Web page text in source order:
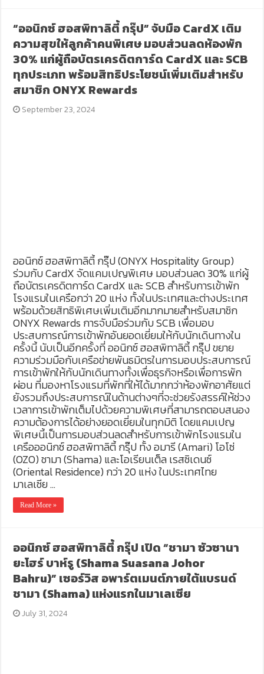
“ออนิกซ์ ฮอสพิทาลิตี้ กรุ๊ป” จับมือ CardX เติม
ความสุขให้ลูกค้าคนพิเศษ มอบส่วนลดห้องพัก
30% แก่ผู้ถือบัตรเครดิตการ์ด CardX และ SCB
ทุกประเภท พร้อมสิทธิประโยชน์เพิ่มเติมสำหรับ
สมาชิก ONYX Rewards
September 23, 2024
ออนิกซ์ ฮอสพิทาลิตี้ กรุ๊ป (ONYX Hospitality Group)
ร่วมกับ CardX จัดแคมเปญพิเศษ มอบส่วนลด 30% แก่ผู้
ถือบัตรเครดิตการ์ด CardX และ SCB สำหรับการเข้าพัก
โรงแรมในเครือกว่า 20 แห่ง ทั้งในประเทศและต่างประเทศ
พร้อมด้วยสิทธิพิเศษเพิ่มเติมอีกมากมายสำหรับสมาชิก
ONYX Rewards การจับมือร่วมกับ SCB เพื่อมอบ
ประสบการณ์การเข้าพักอันยอดเยี่ยมให้กับนักเดินทางใน
ครั้งนี้ นับเป็นอีกครั้งที่ ออนิกซ์ ฮอสพิทาลิตี้ กรุ๊ป ขยาย
ความร่วมมือกับเครือข่ายพันธมิตรในการมอบประสบการณ์
การเข้าพักให้กับนักเดินทางทั้งเพื่อธุรกิจหรือเพื่อการพัก
ผ่อน ที่มองหาโรงแรมที่พักที่ให้ได้มากกว่าห้องพักอาศัยแต่
ยังรวมถึงประสบการณ์ในด้านต่างๆที่จะช่วยรังสรรค์ให้ช่วง
เวลาการเข้าพักเต็มไปด้วยความพิเศษที่สามารถตอบสนอง
ความต้องการได้อย่างยอดเยี่ยมในทุกมิติ โดยแคมเปญ
พิเศษนี้เป็นการมอบส่วนลดสำหรับการเข้าพักโรงแรมใน
เครือออนิกซ์ ฮอสพิทาลิตี้ กรุ๊ป ทั้ง อมารี (Amari) โอโซ่
(OZO) ชามา (Shama) และโอเรียนเต็ล เรสซิเดนซ์
(Oriental Residence) กว่า 20 แห่ง ในประเทศไทย
มาเลเซีย …
Read More »
ออนิกซ์ ฮอสพิทาลิตี้ กรุ๊ป เปิด “ชามา ซัวซานา
ยะโฮร์ บาห์รู (Shama Suasana Johor
Bahru)” เซอร์วิส อพาร์ตเมนต์ภายใต้แบรนด์
ชามา (Shama) แห่งแรกในมาเลเซีย
July 31, 2024